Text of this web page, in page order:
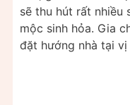
sẽ thu hút rất nhiều
mộc sinh hỏa. Gia
đặt hướng nhà tại